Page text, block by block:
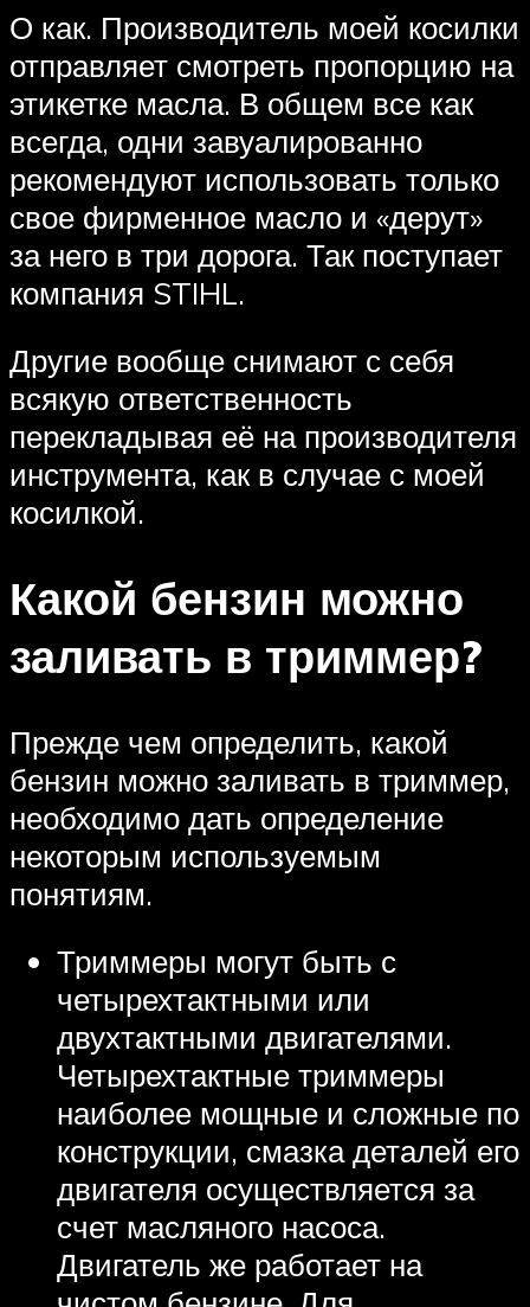
О как. Производитель моей косилки
отправляет смотреть пропорцию на
этикетке масла. В общем все как
всегда, одни завуалированно
рекомендуют использовать только
свое фирменное масло и «дерут»
за него в три дорога. Так поступает
компания STIHL.
Другие вообще снимают с себя
всякую ответственность
перекладывая её на производителя
инструмента, как в случае с моей
косилкой.
Какой бензин можно
заливать в триммер?
Прежде чем определить, какой
бензин можно заливать в триммер,
необходимо дать определение
некоторым используемым
понятиям.
Триммеры могут быть с
четырехтактными или
двухтактными двигателями.
Четырехтактные триммеры
наиболее мощные и сложные по
конструкции, смазка деталей его
двигателя осуществляется за
счет масляного насоса.
Двигатель же работает на